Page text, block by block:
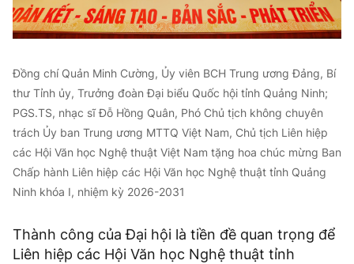
Đồng chí Quản Minh Cường, Ủy viên BCH Trung ương Đảng, Bí
thư Tỉnh ủy, Trưởng đoàn Đại biểu Quốc hội tỉnh Quảng Ninh;
PGS.TS, nhạc sĩ Đỗ Hồng Quân, Phó Chủ tịch không chuyên
trách Ủy ban Trung ương MTTQ Việt Nam, Chủ tịch Liên hiệp
các Hội Văn học Nghệ thuật Việt Nam tặng hoa chúc mừng Ban
Chấp hành Liên hiệp các Hội Văn học Nghệ thuật tỉnh Quảng
Ninh khóa I, nhiệm kỳ 2026-2031
Thành công của Đại hội là tiền đề quan trọng để
Liên hiệp các Hội Văn học Nghệ thuật tỉnh